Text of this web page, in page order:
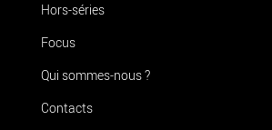
Hors-séries
Focus
Qui sommes-nous ?
Contacts